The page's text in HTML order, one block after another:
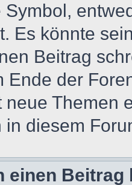
Es könnte
Beitrag
Ende der
neue Themen
diesem
einen